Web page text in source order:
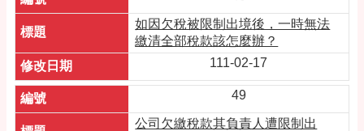
如因欠稅被限制出境後，一時無法
繳清全部稅款該怎麼辦？
111-02-17
49
公司欠繳稅款其負責人遭限制出